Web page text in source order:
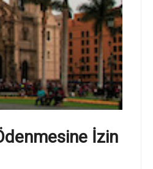
İzin